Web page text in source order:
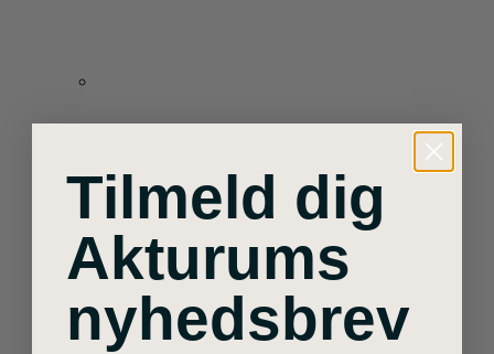
Tilmeld dig
Akturums
nyhedsbrev